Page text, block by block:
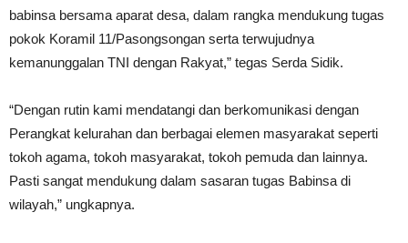
babinsa bersama aparat desa, dalam rangka mendukung tugas
pokok Koramil 11/Pasongsongan serta terwujudnya
kemanunggalan TNI dengan Rakyat,” tegas Serda Sidik.
“Dengan rutin kami mendatangi dan berkomunikasi dengan
Perangkat kelurahan dan berbagai elemen masyarakat seperti
tokoh agama, tokoh masyarakat, tokoh pemuda dan lainnya.
Pasti sangat mendukung dalam sasaran tugas Babinsa di
wilayah,” ungkapnya.